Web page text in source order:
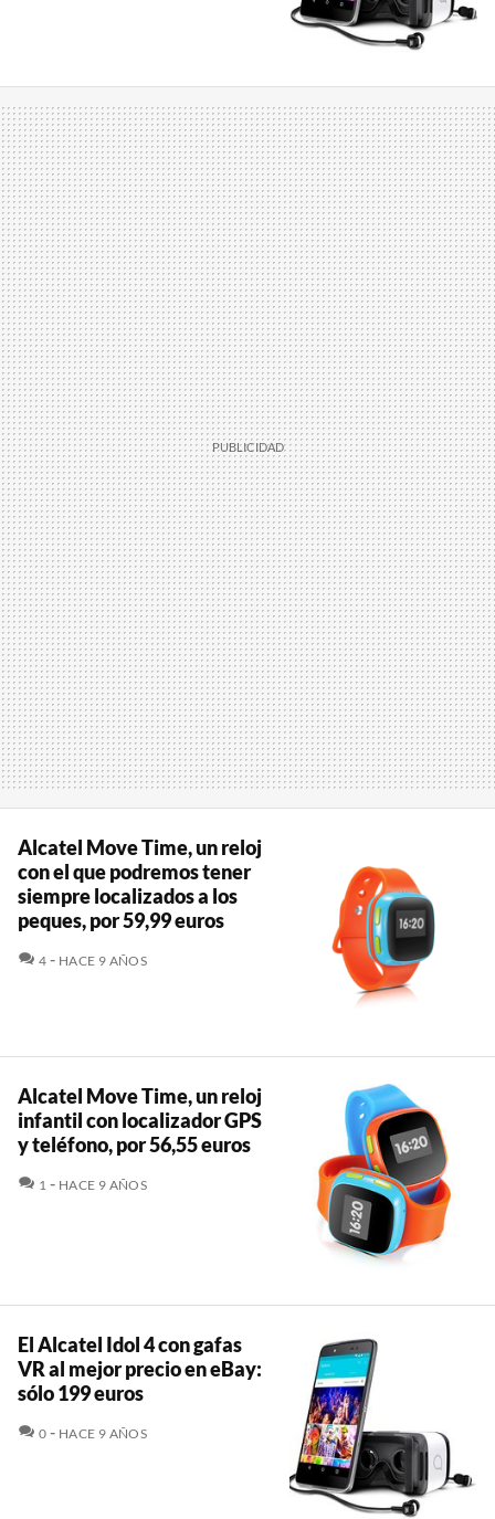
Alcatel Move Time, un reloj
con el que podremos tener
siempre localizados a los
peques, por 59,99 euros
4 COMENTARIOS
HACE 9 AÑOS
Alcatel Move Time, un reloj
infantil con localizador GPS
y teléfono, por 56,55 euros
1 COMENTARIOS
HACE 9 AÑOS
El Alcatel Idol 4 con gafas
VR al mejor precio en eBay:
sólo 199 euros
0 COMENTARIOS
HACE 9 AÑOS